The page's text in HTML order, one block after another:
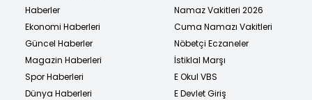
Haberler
Ekonomi Haberleri
Güncel Haberler
Magazin Haberleri
Spor Haberleri
Dünya Haberleri
Namaz Vakitleri 2026
Cuma Namazı Vakitleri
Nöbetçi Eczaneler
İstiklal Marşı
E Okul VBS
E Devlet Giriş